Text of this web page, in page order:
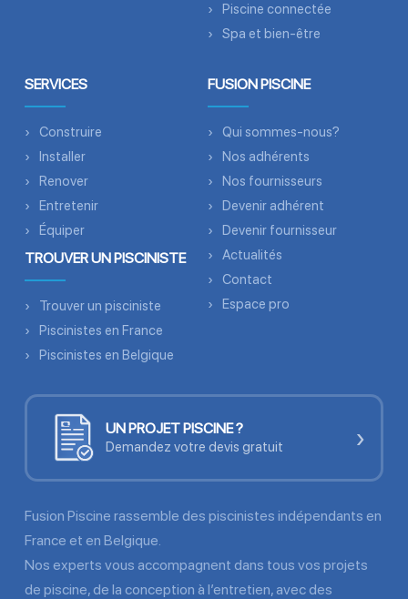
Piscine connectée
Spa et bien-être
SERVICES
Construire
Installer
Renover
Entretenir
Équiper
TROUVER UN PISCINISTE
Trouver un pisciniste
Piscinistes en France
Piscinistes en Belgique
FUSION PISCINE
Qui sommes-nous?
Nos adhérents
Nos fournisseurs
Devenir adhérent
Devenir fournisseur
Actualités
Contact
Espace pro
UN PROJET PISCINE ?
Demandez votre devis gratuit ›
Fusion Piscine rassemble des piscinistes indépendants en
France et en Belgique.
Nos experts vous accompagnent dans tous vos projets
de piscine, de la conception à l’entretien, avec des